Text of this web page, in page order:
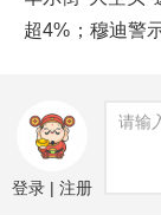
超4%；穆迪警
登录 | 注册